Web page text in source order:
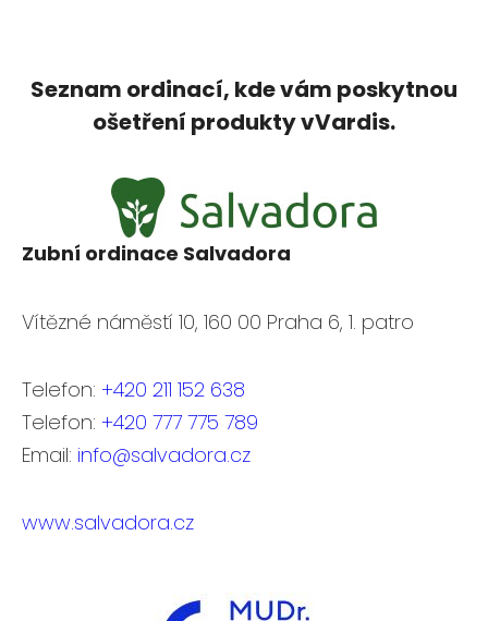
Seznam ordinací, kde vám poskytnou
ošetření produkty vVardis.
Zubní ordinace Salvadora
Vítězné náměstí 10, 160 00 Praha 6, 1. patro
Telefon: +420 211 152 638
Telefon: +420 777 775 789
Email: info@salvadora.cz
www.salvadora.cz